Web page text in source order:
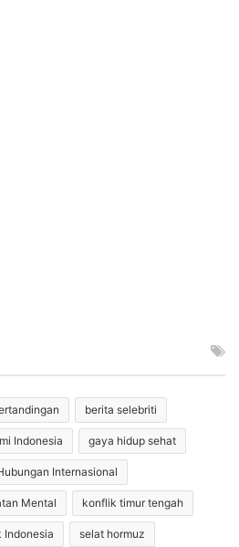
berita selebriti
Indonesia gaya hidup sehat
Internasional
Mental konflik timur tengah
Indonesia selat hormuz